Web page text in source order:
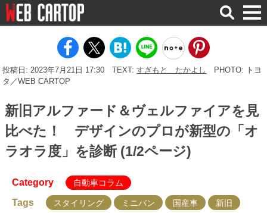
検
索
投稿日: 2023年7月21日 17:30 TEXT:すぎもと たかよし
PHOTO: トヨ
タ／WEB CARTOP
新旧アルファード＆ヴェルファイアを見
比べた！ デザインのプロが新型の「オ
ラオラ度」を診断 (1/2ページ)
Category 自動車コラム
Tags スタイリング ミニバン 国産車 新旧